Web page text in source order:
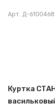
Арт. Д-6100468
Куртка